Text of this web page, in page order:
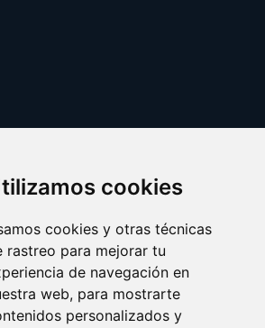
cookies
cookies y otras técnicas
rastreo para mejorar tu
de navegación en
web, para mostrarte
personalizados y
cookies preferences
eldiadelfindelmundo.es